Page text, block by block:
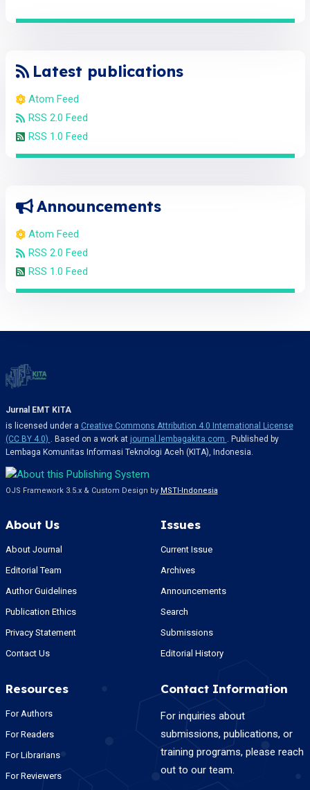
Latest publications
Atom Feed
RSS 2.0 Feed
RSS 1.0 Feed
Announcements
Atom Feed
RSS 2.0 Feed
RSS 1.0 Feed
Jurnal EMT KITA
is licensed under a Creative Commons Attribution 4.0 International License
(CC BY 4.0) . Based on a work at journal.lembagakita.com . Published by
Lembaga Komunitas Informasi Teknologi Aceh (KITA), Indonesia.
OJS Framework 3.5.x & Custom Design by MSTI-Indonesia
About Us
About Journal
Editorial Team
Author Guidelines
Publication Ethics
Privacy Statement
Contact Us
Issues
Current Issue
Archives
Announcements
Search
Submissions
Editorial History
Resources
For Authors
For Readers
For Librarians
For Reviewers
Contact Information
For inquiries about
submissions, publications, or
training programs, please reach
out to our team.